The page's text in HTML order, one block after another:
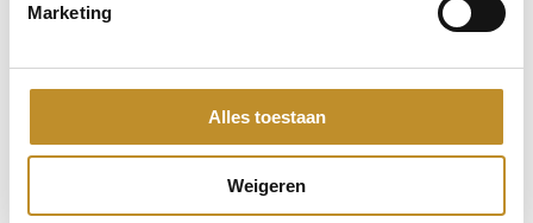
Marketing
Alles toestaan
Weigeren